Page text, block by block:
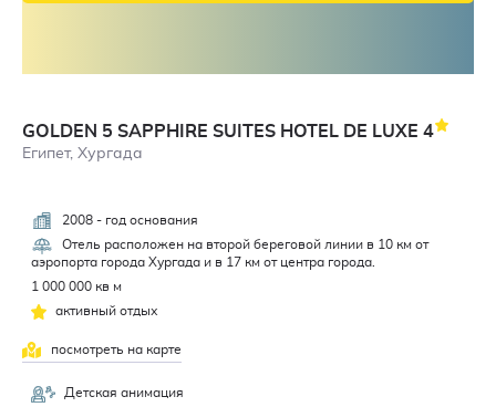
GOLDEN 5 SAPPHIRE SUITES HOTEL DE LUXE 4
Египет, Хургада
2008 - год основания
Отель расположен на второй береговой линии в 10 км от
аэропорта города Хургада и в 17 км от центра города.
1 000 000 кв м
активный отдых
посмотреть на карте
Детская анимация